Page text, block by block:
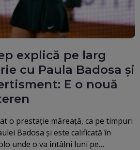
explică pe larg
cu Paula Badosa și
E o nouă
o prestație măreață, ca pe timpuri
Badosa și este calificată în
unde o va întâlni luni pe…